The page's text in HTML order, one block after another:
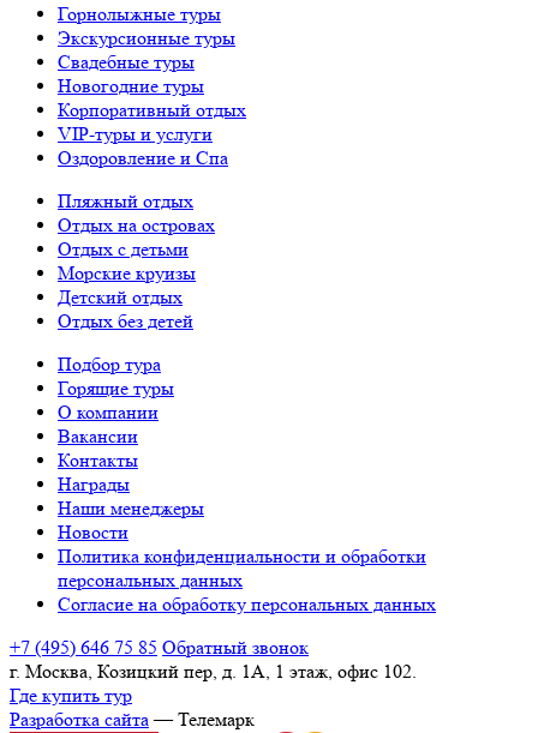
Горнолыжные туры
Экскурсионные туры
Свадебные туры
Новогодние туры
Корпоративный отдых
VIP-туры и услуги
Оздоровление и Спа
Пляжный отдых
Отдых на островах
Отдых с детьми
Морские круизы
Детский отдых
Отдых без детей
Подбор тура
Горящие туры
О компании
Вакансии
Контакты
Награды
Наши менеджеры
Новости
Политика конфиденциальности и обработки
персональных данных
Согласие на обработку персональных данных
+7 (495) 646 75 85 Обратный звонок
г. Москва, Козицкий пер, д. 1А, 1 этаж, офис 102.
Где купить тур
Разработка сайта— Телемарк